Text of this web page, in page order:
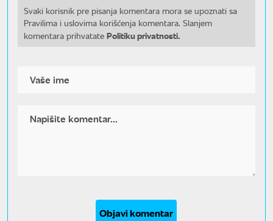
Svaki korisnik pre pisanja komentara mora se upoznati sa
Pravilima i uslovima korišćenja komentara. Slanjem
komentara prihvatate Politiku privatnosti.
Objavi komentar